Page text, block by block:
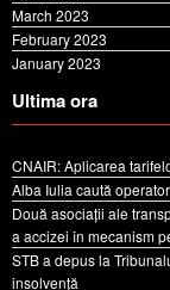
February 2023
January 2023
Ultima ora
Alba Iulia caută
Două asociații ale
a accizei în mecanism
STB a depus la
insolvență